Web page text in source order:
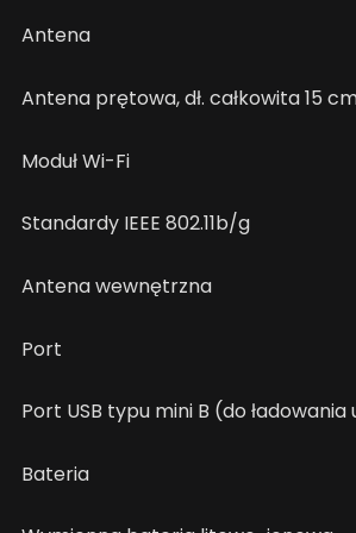
Antena
Antena prętowa, dł. całkowita 15
Moduł Wi-Fi
Standardy IEEE 802.11b/g
Antena wewnętrzna
Port
Port USB typu mini B (do
Bateria